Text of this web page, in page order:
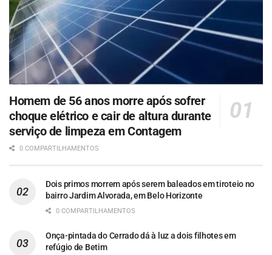
Homem de 56 anos morre após sofrer
choque elétrico e cair de altura durante
serviço de limpeza em Contagem
0 COMPARTILHAMENTOS
Dois primos morrem após serem baleados em tiroteio no
bairro Jardim Alvorada, em Belo Horizonte
0 COMPARTILHAMENTOS
Onça-pintada do Cerrado dá à luz a dois filhotes em
refúgio de Betim